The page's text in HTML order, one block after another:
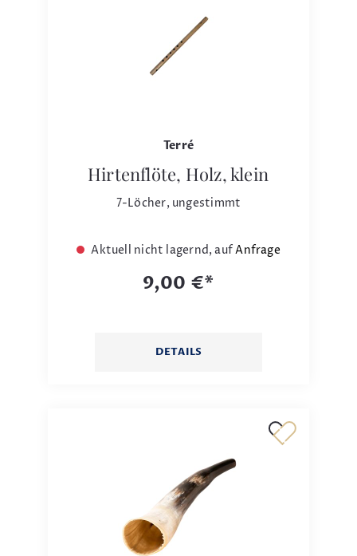
Terré
Hirtenflöte, Holz, klein
7-Löcher, ungestimmt
Aktuell nicht lagernd, aufAnfrage
9,00 €*
DETAILS